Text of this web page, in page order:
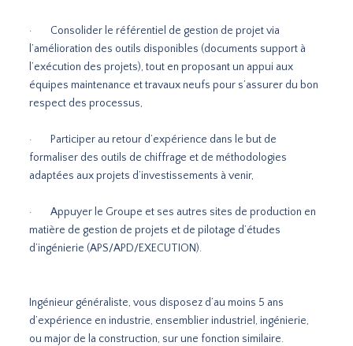
· Consolider le référentiel de gestion de projet via
l’amélioration des outils disponibles (documents support à
l’exécution des projets), tout en proposant un appui aux
équipes maintenance et travaux neufs pour s’assurer du bon
respect des processus,
· Participer au retour d’expérience dans le but de
formaliser des outils de chiffrage et de méthodologies
adaptées aux projets d’investissements à venir,
· Appuyer le Groupe et ses autres sites de production en
matière de gestion de projets et de pilotage d’études
d’ingénierie (APS/APD/EXECUTION).
Ingénieur généraliste, vous disposez d’au moins 5 ans
d’expérience en industrie, ensemblier industriel, ingénierie,
ou major de la construction, sur une fonction similaire.